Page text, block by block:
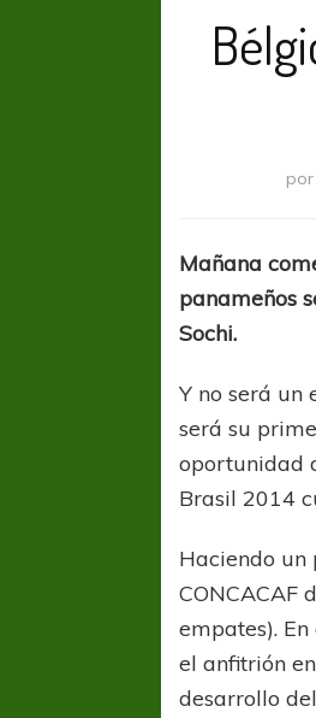
por
Mañana
panameños
Sochi.
Y no será
será su
oportunidad
Brasil 2014
Haciendo un
CONCACAF
empates).
el anfitrión
desarrollo